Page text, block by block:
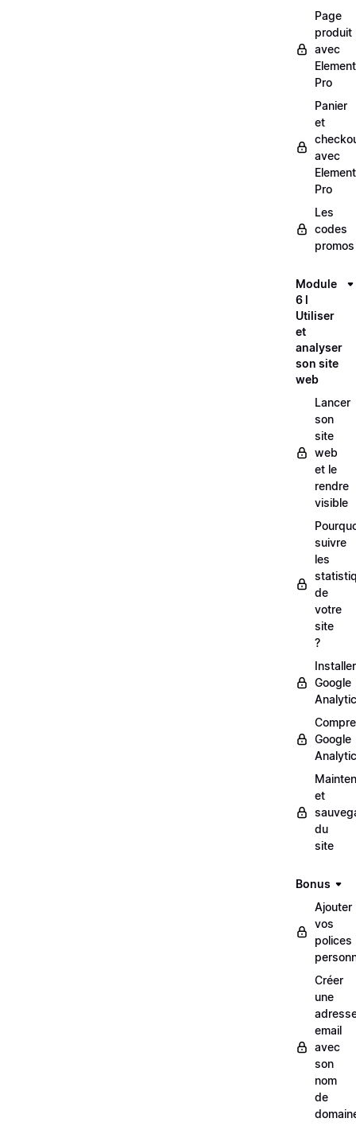
Page
produit
avec
Pro
Panier
et
avec
Pro
Les
codes
promos
Module
6 l
Utiliser
et
analyser
son site
web
Lancer
son
site
web
et le
rendre
visible
suivre
les
de
votre
site
?
Installer
Google
Google
et
du
site
Bonus
Ajouter
vos
polices
Créer
une
email
avec
son
nom
de